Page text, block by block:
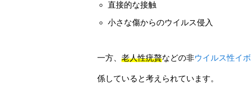
直接的な接触
小さな傷からのウイルス侵入
一方、 老人性疣贅などの非ウイルス性イボ
係していると考えられています。